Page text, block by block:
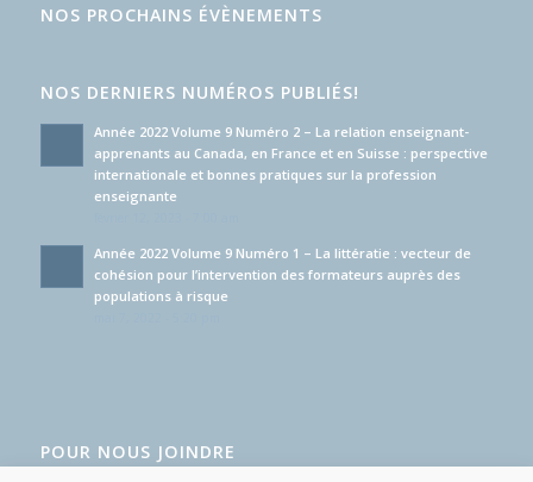
NOS PROCHAINS ÉVÈNEMENTS
NOS DERNIERS NUMÉROS PUBLIÉS!
Année 2022 Volume 9 Numéro 2 – La relation enseignant-
apprenants au Canada, en France et en Suisse : perspective
internationale et bonnes pratiques sur la profession
enseignante
Année 2022 Volume 9 Numéro 1 – La littératie : vecteur de
cohésion pour l’intervention des formateurs auprès des
populations à risque
POUR NOUS JOINDRE